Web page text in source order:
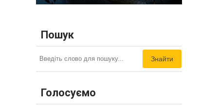
Пошук
Знайти
Голосуємо